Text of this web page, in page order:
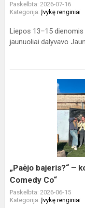
Paskelbta: 2026-07-16
Kategorija: Įvykę renginiai
Liepos 13–15
jaunuoliai dalyvavo
Comedy
Co“
„Paėjo bajeris?“ –
Comedy Co“
Paskelbta: 2026-06-15
Kategorija: Įvykę renginiai